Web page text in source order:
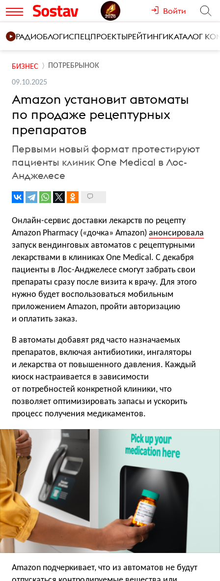
Войти
РАДИОБЛОГИСПЕЦПРОЕКТЫРЕЙТИНГИКАТАЛОГ
БИЗНЕС ПОТРЕБРЫНОК
09.10.2025
Amazon установит автоматы
по продаже рецептурных
препаратов
Первыми новый формат протестируют
пациенты клиник One Medical в Лос-
Анджелесе
Онлайн-сервис доставки лекарств по рецепту
Amazon Pharmacy («дочка» Amazon) анонсировала
запуск вендинговых автоматов с рецептурными
лекарствами в клиниках One Medical. С декабря
пациенты в Лос-Анджелесе смогут забрать свои
препараты сразу после визита к врачу. Для этого
нужно будет воспользоваться мобильным
приложением Amazon, пройти авторизацию
и оплатить заказ.
В автоматы добавят ряд часто назначаемых
препаратов, включая антибиотики, ингаляторы
и лекарства от повышенного давления. Каждый
киоск настраивается в зависимости
от потребностей конкретной клиники, что
позволяет оптимизировать запасы и ускорить
процесс получения медикаментов.
Amazon подчеркивает, что из автоматов не будут